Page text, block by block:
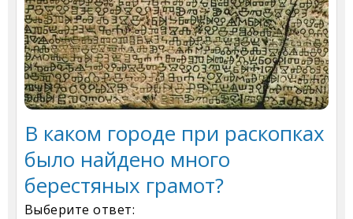
В каком городе при раскопках
было найдено много
берестяных грамот?
Выберите ответ: